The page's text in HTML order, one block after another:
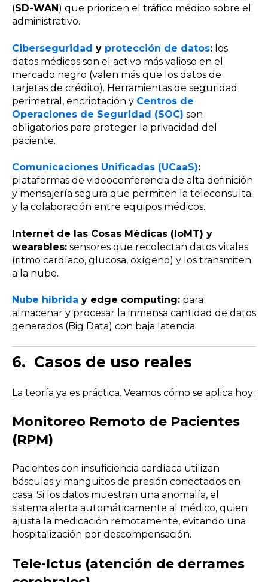
(SD-WAN ) que prioricen el tráfico médico sobre el
administrativo.
Ciberseguridad y protección de datos: los
datos médicos son el activo más valioso en el
mercado negro (valen más que los datos de
tarjetas de crédito). Herramientas de seguridad
perimetral, encriptación y Centros de
Operaciones de Seguridad (SOC) son
obligatorios para proteger la privacidad del
paciente.
Comunicaciones Unificadas (UCaaS):
plataformas de videoconferencia de alta definición
y mensajería segura que permiten la teleconsulta
y la colaboración entre equipos médicos.
Internet de las Cosas Médicas (IoMT) y
wearables: sensores que recolectan datos vitales
(ritmo cardíaco, glucosa, oxígeno) y los transmiten
a la nube.
Nube híbrida y edge computing: para
almacenar y procesar la inmensa cantidad de datos
generados (Big Data) con baja latencia.
6. Casos de uso reales
La teoría ya es práctica. Veamos cómo se aplica hoy:
Monitoreo Remoto de Pacientes
(RPM)
Pacientes con insuficiencia cardíaca utilizan
básculas y manguitos de presión conectados en
casa. Si los datos muestran una anomalía, el
sistema alerta automáticamente al médico, quien
ajusta la medicación remotamente, evitando una
hospitalización por descompensación.
Tele-Ictus (atención de derrames